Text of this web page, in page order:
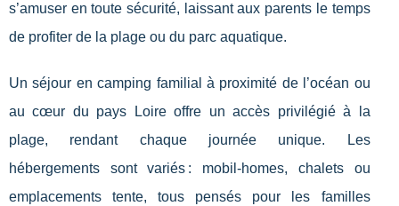
s’amuser en toute sécurité, laissant aux parents le temps
de profiter de la plage ou du parc aquatique.
Un séjour en camping familial à proximité de l’océan ou
au cœur du pays Loire offre un accès privilégié à la
plage, rendant chaque journée unique. Les
hébergements sont variés : mobil-homes, chalets ou
emplacements tente, tous pensés pour les familles